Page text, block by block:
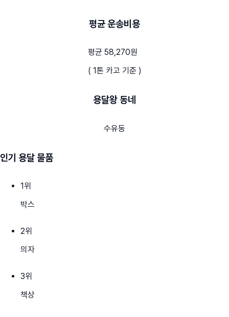
평균 운송비용
평균 58,270원
( 1톤 카고 기준 )
용달왕 동네
수유동
인기 용달 물품
1위
박스
2위
의자
3위
책상